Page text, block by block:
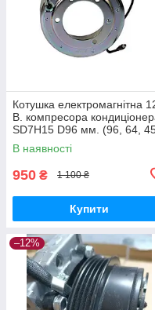
Котушка електромагнітна
В. компресора
SD7H15 D96 мм. (96, 64,
32)
В наявності
950 ₴ 1 100 ₴
Купити
–12%